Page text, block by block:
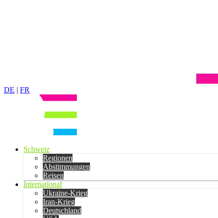
DE | FR
Schweiz
Regionen
Abstimmungen
Reisen
International
Ukraine-Krieg
Iran-Krieg
Deutschland